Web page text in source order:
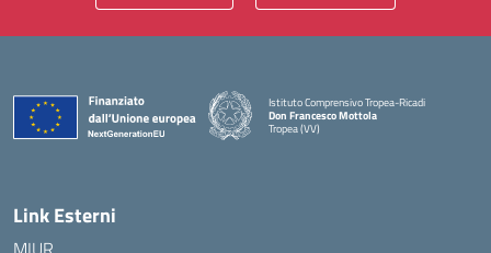
Istituto Comprensivo Tropea-Ricadi
Don Francesco Mottola
Tropea (VV)
— Visita la pagina iniziale della scuola
Link Esterni